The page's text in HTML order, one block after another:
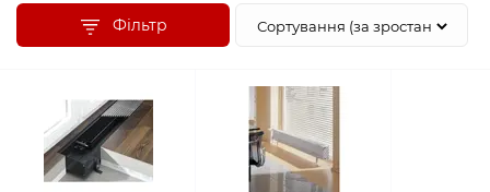
Фільтр